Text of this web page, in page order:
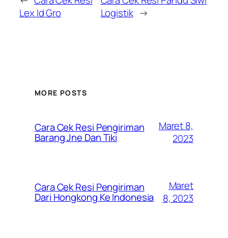
Lex Id Gro
Logistik →
MORE POSTS
Cara Cek Resi Pengiriman
Barang Jne Dan Tiki
Maret 8,
2023
Cara Cek Resi Pengiriman
Dari Hongkong Ke Indonesia
Maret
8, 2023